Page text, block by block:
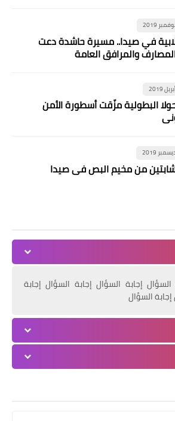
حاشدة في مخيم البص
عن اتّحاد المعلّمينَ في
في صيدا.. مسيرة حاشدة دعت
والمرافق العامة
البطولية مزّقت أسطورة الأمن
من مخيم البص في صيدا
إجابة السؤال إجابة السؤال إجابة
السؤال